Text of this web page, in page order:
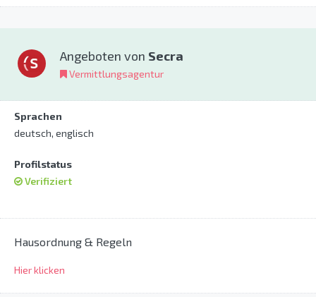
Angeboten von Secra
Vermittlungsagentur
Sprachen
deutsch, englisch
Profilstatus
Verifiziert
Hausordnung & Regeln
Hier klicken